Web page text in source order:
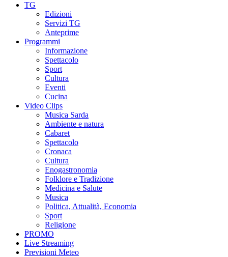
TG
Edizioni
Servizi TG
Anteprime
Programmi
Informazione
Spettacolo
Sport
Cultura
Eventi
Cucina
Video Clips
Musica Sarda
Ambiente e natura
Cabaret
Spettacolo
Cronaca
Cultura
Enogastronomia
Folklore e Tradizione
Medicina e Salute
Musica
Politica, Attualità, Economia
Sport
Religione
PROMO
Live Streaming
Previsioni Meteo